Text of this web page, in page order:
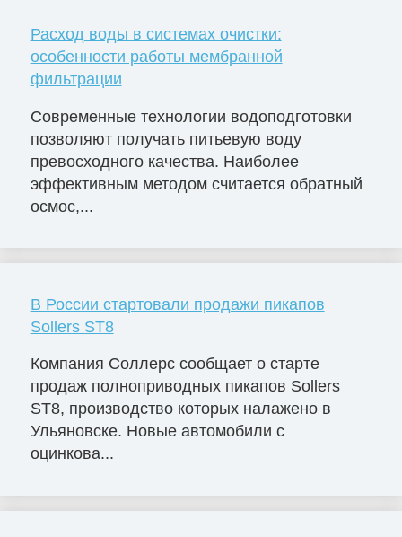
Расход воды в системах очистки:
особенности работы мембранной
фильтрации
Современные технологии водоподготовки
позволяют получать питьевую воду
превосходного качества. Наиболее
эффективным методом считается обратный
осмос,...
В России стартовали продажи пикапов
Sollers ST8
Компания Соллерс сообщает о старте
продаж полноприводных пикапов Sollers
ST8, производство которых налажено в
Ульяновске. Новые автомобили с
оцинкова...